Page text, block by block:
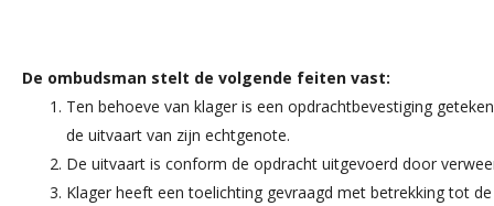
De ombudsman stelt de volgende feiten vast:
Ten behoeve van klager is een opdrachtbevestiging
de uitvaart van zijn echtgenote.
De uitvaart is conform de opdracht uitgevoerd door
Klager heeft een toelichting gevraagd met betrekking tot